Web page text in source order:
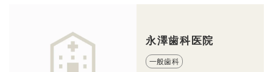
永澤歯科医院
一般歯科